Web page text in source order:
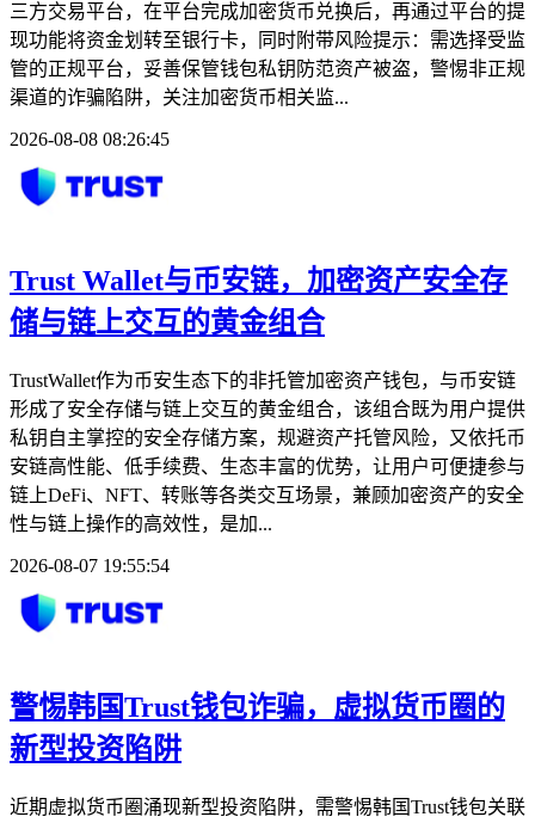
三方交易平台，在平台完成加密货币兑换后，再通过平台的提
现功能将资金划转至银行卡，同时附带风险提示：需选择受监
管的正规平台，妥善保管钱包私钥防范资产被盗，警惕非正规
渠道的诈骗陷阱，关注加密货币相关监...
2026-08-08 08:26:45
Trust Wallet与币安链，加密资产安全存
储与链上交互的黄金组合
TrustWallet作为币安生态下的非托管加密资产钱包，与币安链
形成了安全存储与链上交互的黄金组合，该组合既为用户提供
私钥自主掌控的安全存储方案，规避资产托管风险，又依托币
安链高性能、低手续费、生态丰富的优势，让用户可便捷参与
链上DeFi、NFT、转账等各类交互场景，兼顾加密资产的安全
性与链上操作的高效性，是加...
2026-08-07 19:55:54
警惕韩国Trust钱包诈骗，虚拟货币圈的
新型投资陷阱
近期虚拟货币圈涌现新型投资陷阱，需警惕韩国Trust钱包关联